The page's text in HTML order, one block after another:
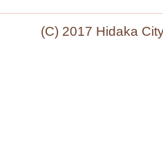
(C) 2017 Hidaka